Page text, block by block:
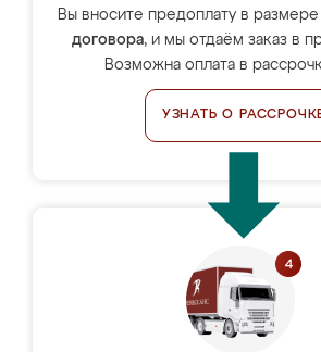
Вы вносите предоплату в размере
договора, и мы отдаём заказ в
Возможна оплата в
УЗНАТЬ О